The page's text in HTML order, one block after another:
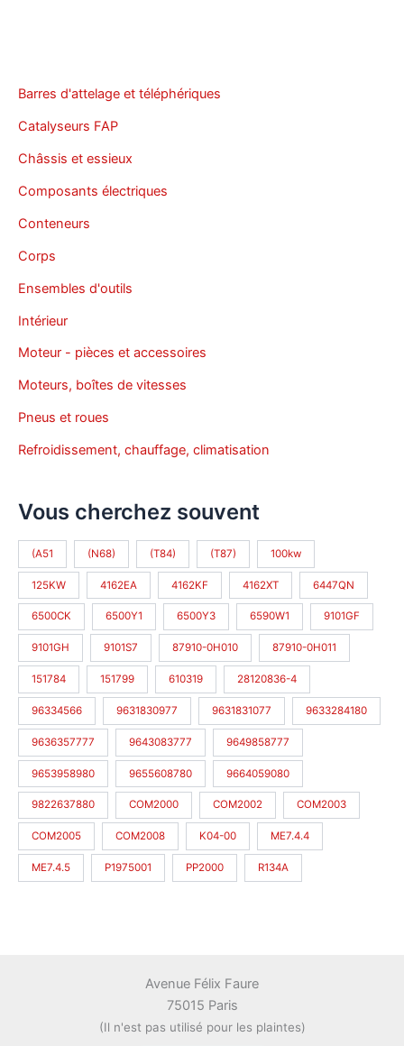
Barres d'attelage et téléphériques
Catalyseurs FAP
Châssis et essieux
Composants électriques
Conteneurs
Corps
Ensembles d'outils
Intérieur
Moteur - pièces et accessoires
Moteurs, boîtes de vitesses
Pneus et roues
Refroidissement, chauffage, climatisation
Vous cherchez souvent
(A51 (N68) (T84) (T87) 100kw
125KW 4162EA 4162KF 4162XT 6447QN
6500CK 6500Y1 6500Y3 6590W1 9101GF
9101GH 9101S7 87910-0H010 87910-0H011
151784 151799 610319 28120836-4
96334566 9631830977 9631831077 9633284180
9636357777 9643083777 9649858777
9653958980 9655608780 9664059080
9822637880 COM2000 COM2002 COM2003
COM2005 COM2008 K04-00 ME7.4.4
ME7.4.5 P1975001 PP2000 R134A
Avenue Félix Faure
75015 Paris
(Il n'est pas utilisé pour les plaintes)